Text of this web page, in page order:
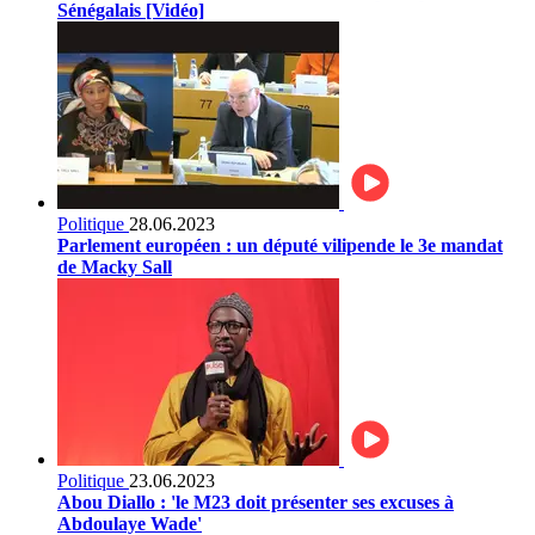
Sénégalais [Vidéo]
Politique 28.06.2023
Parlement européen : un député vilipende le 3e mandat
de Macky Sall
Politique 23.06.2023
Abou Diallo : 'le M23 doit présenter ses excuses à
Abdoulaye Wade'